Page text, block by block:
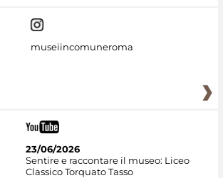
museiincomuneroma
23/06/2026
Sentire e raccontare il museo: Liceo
Classico Torquato Tasso